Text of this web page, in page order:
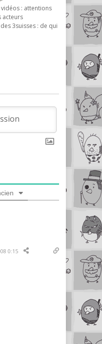
vidéos : attentions
acteurs
3suisses : de qui
0:15